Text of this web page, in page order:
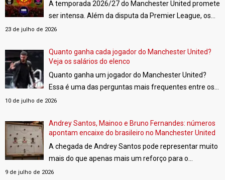
A temporada 2026/27 do Manchester United promete
ser intensa. Além da disputa da Premier League, os
Red Devils estarão de volta à UEFA Champions
Liga Inglesa.[…]
23 de julho de 2026
Quanto ganha cada jogador do Manchester United?
Veja os salários do elenco
Quanto ganha um jogador do Manchester United?
Essa é uma das perguntas mais frequentes entre os
torcedores. Embora o clube não divulgue oficialmente
especializadas fazem estimativas com base em
documentos públicos, demonstrações financeiras e
informações de mercado.[…]
10 de julho de 2026
Andrey Santos, Mainoo e Bruno Fernandes: números
apontam encaixe do brasileiro no Manchester United
A chegada de Andrey Santos pode representar muito
mais do que apenas mais um reforço para o
Manchester United. Os dados da DataMB indicam que
9 de julho de 2026